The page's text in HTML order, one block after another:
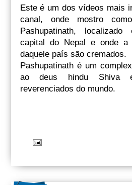
Este é um dos vídeos mais
canal, onde mostro
Pashupatinath,
capital do Nepal e onde a
daquele país são cremados.
Pashupatinath é um
ao deus hindu Shiva
reverenciados do mundo.